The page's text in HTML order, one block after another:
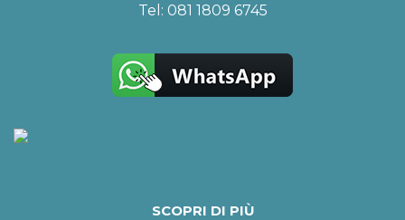
Tel: 081 1809 6745
SCOPRI DI PIÙ